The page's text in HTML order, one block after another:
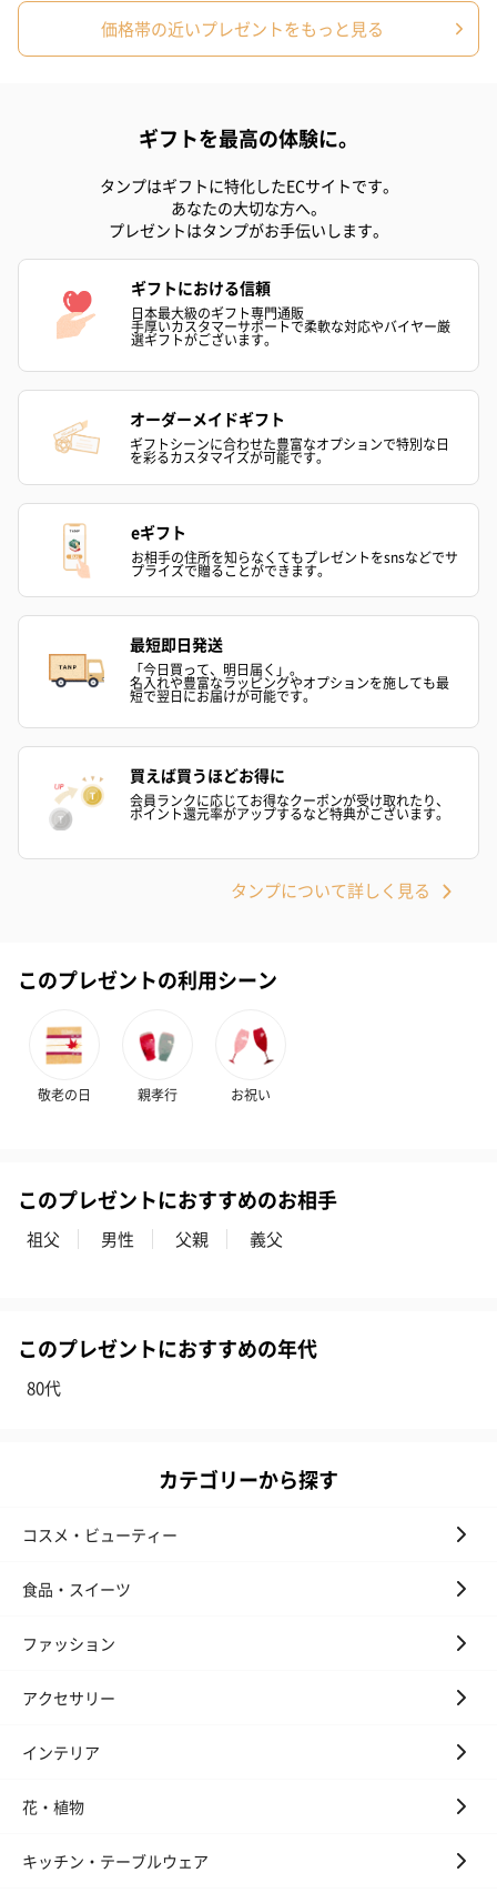
価格帯の近いプレゼントをもっと見る
ギフトを最高の体験に。
タンプはギフトに特化したECサイトです。
あなたの大切な方へ。
プレゼントはタンプがお手伝いします。
ギフトにおける信頼
日本最大級のギフト専門通販
手厚いカスタマーサポートで柔軟な対応やバイヤー厳
選ギフトがございます。
オーダーメイドギフト
ギフトシーンに合わせた豊富なオプションで特別な日
を彩るカスタマイズが可能です。
eギフト
お相手の住所を知らなくてもプレゼントをsnsなどでサ
プライズで贈ることができます。
最短即日発送
「今日買って、明日届く」。
名入れや豊富なラッピングやオプションを施しても最
短で翌日にお届けが可能です。
買えば買うほどお得に
会員ランクに応じてお得なクーポンが受け取れたり、
ポイント還元率がアップするなど特典がございます。
タンプについて詳しく見る
このプレゼントの利用シーン
敬老の日 親孝行 お祝い
このプレゼントにおすすめのお相手
祖父 男性 父親 義父
このプレゼントにおすすめの年代
80代
カテゴリーから探す
コスメ・ビューティー
食品・スイーツ
ファッション
アクセサリー
インテリア
花・植物
キッチン・テーブルウェア